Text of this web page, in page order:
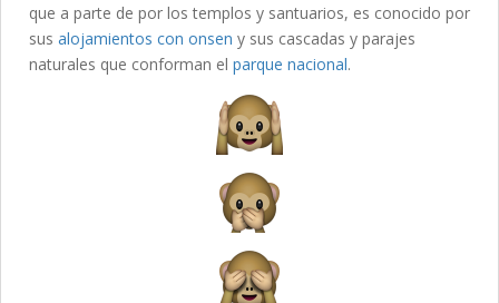
que a parte de por los templos y santuarios, es conocido por
sus alojamientos con onsen y sus cascadas y parajes
naturales que conforman el parque nacional.